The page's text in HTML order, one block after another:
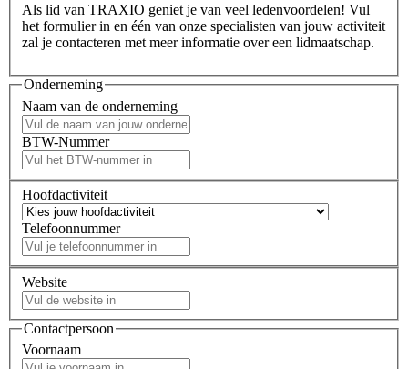
Als lid van TRAXIO geniet je van veel ledenvoordelen! Vul
het formulier in en één van onze specialisten van jouw activiteit
zal je contacteren met meer informatie over een lidmaatschap.
Onderneming
Naam van de onderneming
BTW-Nummer
Hoofdactiviteit
Telefoonnummer
Website
Contactpersoon
Voornaam